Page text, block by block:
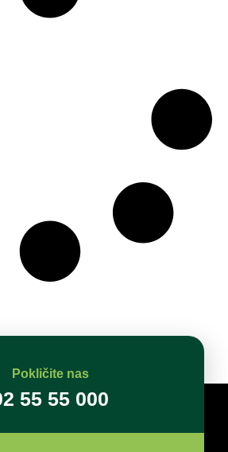
Pokličite nas
55 55 000